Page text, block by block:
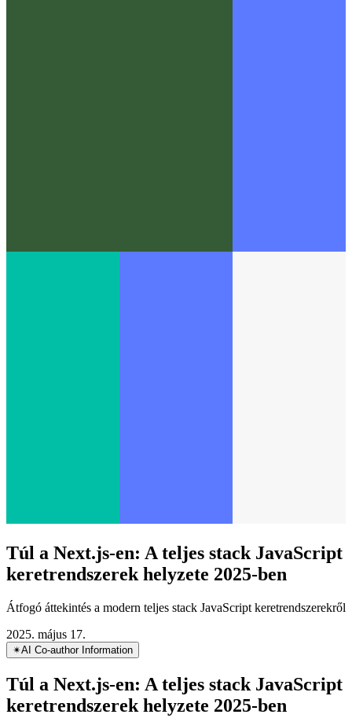
Túl a Next.js-en: A teljes stack JavaScript
keretrendszerek helyzete 2025-ben
Átfogó áttekintés a modern teljes stack JavaScript keretrendszerekről
2025. május 17.
✴︎AI Co-author Information